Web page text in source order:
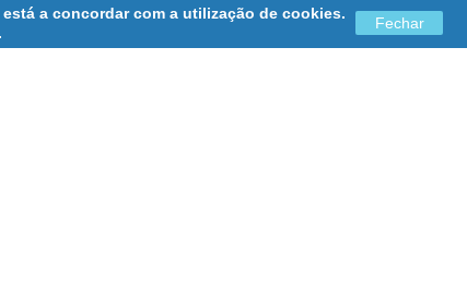
a concordar com a utilização de cookies.
.
Fechar